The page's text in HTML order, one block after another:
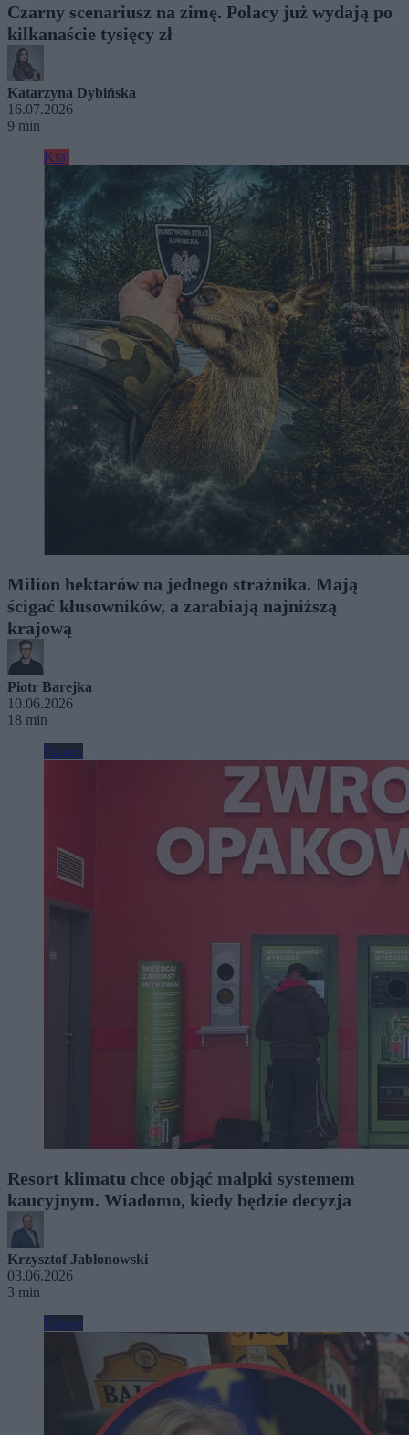
Czarny scenariusz na zimę. Polacy już wydają po
kilkanaście tysięcy zł
Katarzyna Dybińska
16.07.2026
9 min
Kraj
Milion hektarów na jednego strażnika. Mają
ścigać kłusowników, a zarabiają najniższą
krajową
Piotr Barejka
10.06.2026
18 min
Biznes
Resort klimatu chce objąć małpki systemem
kaucyjnym. Wiadomo, kiedy będzie decyzja
Krzysztof Jabłonowski
03.06.2026
3 min
Biznes